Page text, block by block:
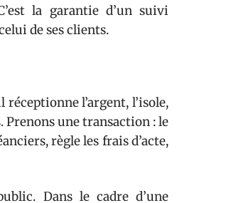
la garantie d’un suivi
de ses clients.
l’argent, l’isole,
Prenons une transaction : le
règle les frais d’acte,
Dans le cadre d’une